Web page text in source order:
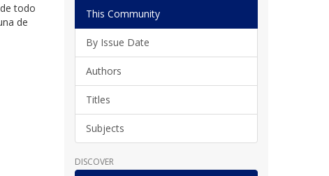
todo
de
This Community
By Issue Date
Authors
Titles
Subjects
DISCOVER